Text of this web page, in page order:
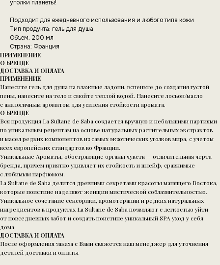
уголки планеты!
Подходит для ежедневного использования и любого типа кожи
Тип продукта: гель для душа
Объем: 200 мл
Страна: Франция
ПРИМЕНЕНИЕ
О БРЕНДЕ
ДОСТАВКА И ОПЛАТА
ПРИМЕНЕНИЕ
Нанесите гель для душа на влажные ладони, вспеньте до создания густой
пены, нанесите на тело и смойте теплой водой. Нанесите лосьон/масло
с аналогичным ароматом для усиления стойкости аромата.
О БРЕНДЕ
Вся продукция La Sultane de Saba создается вручную и небольшими партиями
по уникальным рецептам на основе натуральных растительных экстрактов
и масел редких компонентов из самых экзотических уголков мира, с учетом
всех европейских стандартов во Франции.
Уникальные Ароматы, обостряющие органы чувств — отличительная черта
бренда, причем приятно удивляет их стойкость и шлейф, сравнимые
с любимым парфюмом.
La Sultane de Saba делится древними секретами красоты манящего Востока,
которые поистине наделяют женщин мистической соблазнительностью.
Уникальное сочетание сенсорики, аромотерапии и редких натуральных
ингредиентов в продуктах La Sultane de Saba позволяют с легкостью уйти
от повседневных забот и создать поистине уникальный SPA уход у себя
дома.
ДОСТАВКА И ОПЛАТА
После оформления заказа с Вами свяжется наш менеджер для уточнения
деталей доставки и оплаты